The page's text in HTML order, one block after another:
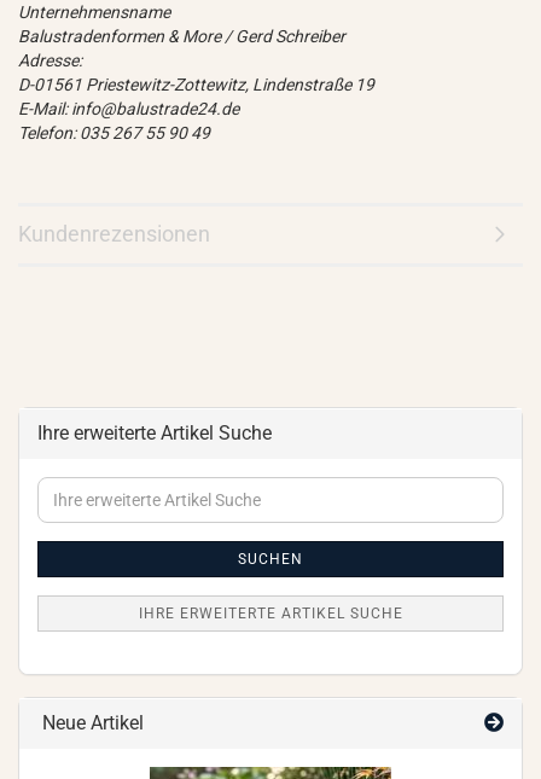
Unternehmensname
Balustradenformen & More / Gerd Schreiber
Adresse:
D-01561 Priestewitz-Zottewitz, Lindenstraße 19
E-Mail: info@balustrade24.de
Telefon: 035 267 55 90 49
Kundenrezensionen
Ihre erweiterte Artikel Suche
Ihre
erweiterte
SUCHEN
IHRE ERWEITERTE ARTIKEL SUCHE
Neue Artikel